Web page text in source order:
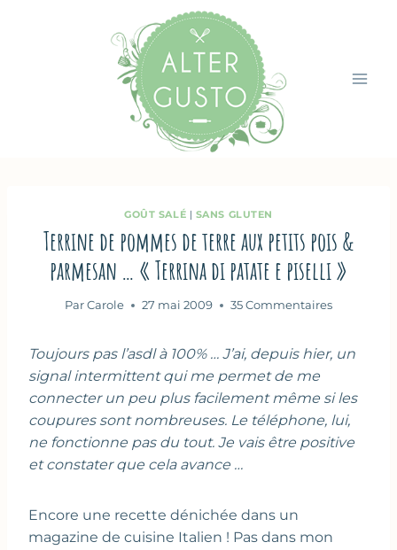
GOÛT SALÉ | SANS GLUTEN
Terrine de pommes de terre aux petits pois &
parmesan … « Terrina di patate e piselli »
Par Carole 27 mai 2009 35 Commentaires
Toujours pas l’asdl à 100% … J’ai, depuis hier, un
signal intermittent qui me permet de me
connecter un peu plus facilement même si les
coupures sont nombreuses. Le téléphone, lui,
ne fonctionne pas du tout. Je vais être positive
et constater que cela avance …
Encore une recette dénichée dans un
magazine de cuisine Italien ! Pas dans mon